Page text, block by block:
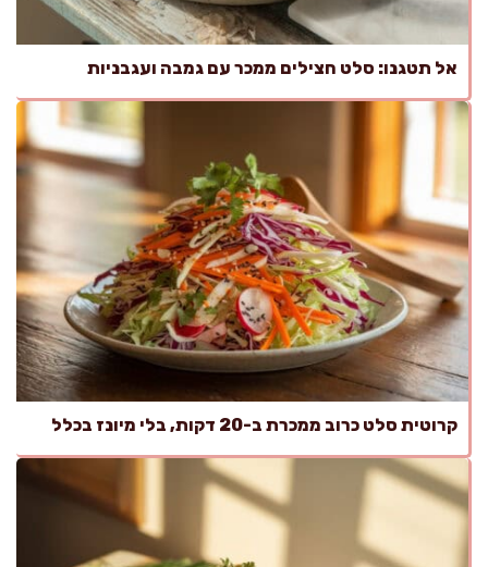
אל תטגנו: סלט חצילים ממכר עם גמבה ועגבניות
קרוטית סלט כרוב ממכרת ב-20 דקות, בלי מיונז בכלל